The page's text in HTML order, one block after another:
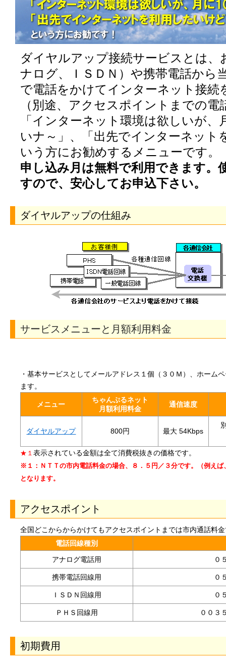
ダイヤルアップ接続サービスとは、
ナログ、ＩＳＤＮ）や携帯電話から
で電話をかけてインターネット接続
（別途、アクセスポイントまでの
「インターネット環境は欲しいが
いナ～」、「出先でインターネット
いう方にお勧めするメニューです。
申し込み月は無料で利用できます。
すので、安心してお申込下さい。
ダイヤルアップの仕組み
サービスメニューと月額利用料金
・基本サービスとしてメールアドレス１個（３０Ｍ）、ホーム
ます。
メニュー
ちゃんぷるネット
月額利用料金
通信速度
ダイヤルアップ 800円 最大 54Kbps
★１ 表示されている金額は全て消費税抜きの価格です。
※１：ＮＴＴの市内電話料金の場合、８．５円／３分です。（例え
となります。
アクセスポイント
全国どこからからかけてもアクセスポイントまでは市内通話料
電話回線種別
アナログ電話用
０
携帯電話回線用 ０
ＩＳＤＮ回線用 ０
ＰＨＳ回線用 ００３
初期費用